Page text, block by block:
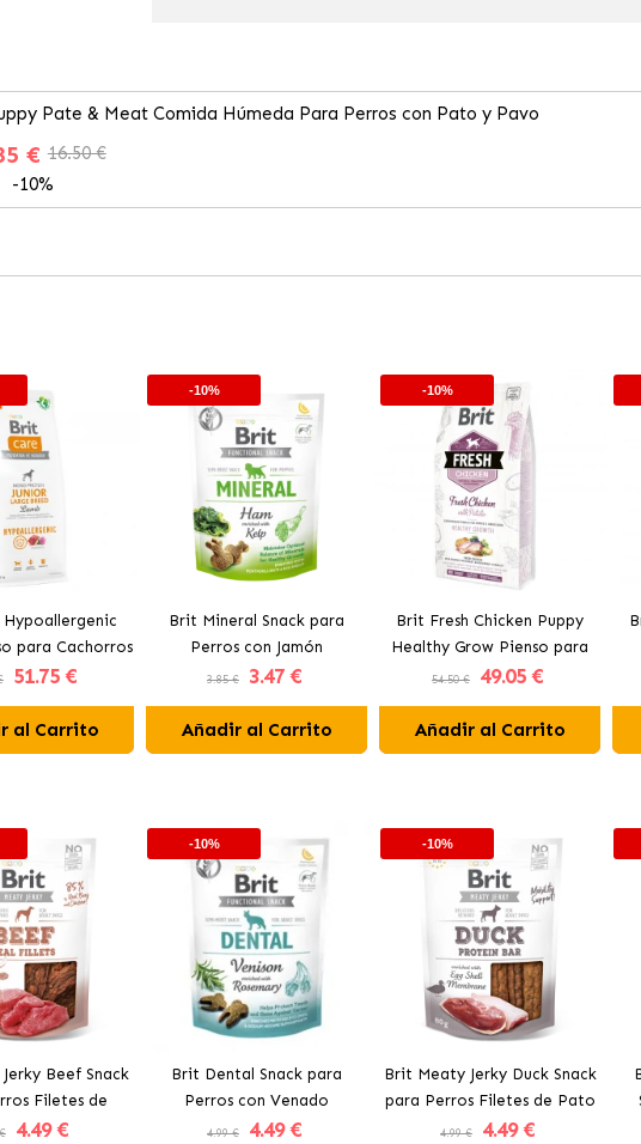
Pate & Meat Comida Húmeda Para Perros con Pato y Pavo
€ 16.50 €
-10%
para Cachorros
Grandes con
51.75 €
al Carrito
-10%
Brit Mineral Snack para
Perros con Jamón
3.85 € 3.47 €
Añadir al Carrito
-10%
Brit Fresh Chicken Puppy
Healthy Grow Pienso para
Cachorros con Pollo
54.50 € 49.05 €
Añadir al Carrito
Beef Snack
Filetes de
Ternera
4.49 €
-10%
Brit Dental Snack para
Perros con Venado
4.99 € 4.49 €
-10%
Brit Meaty Jerky Duck Snack
para Perros Filetes de Pato
4.99 € 4.49 €